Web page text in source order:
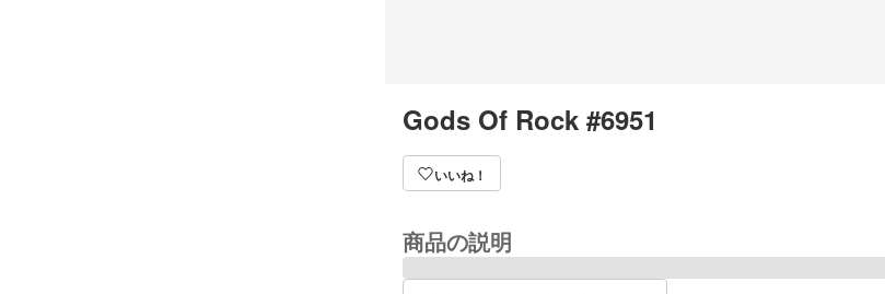
Gods Of Rock #6951
いいね！
商品の説明